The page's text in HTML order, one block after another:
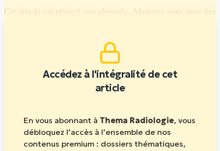
Cet article est réservé aux abonnés. Abonnez-vous pour lire
Accédez à l'intégralité de cet
article
En vous abonnant à Thema Radiologie, vous
débloquez l’accès à l’ensemble de nos
contenus premium : dossiers thématiques,